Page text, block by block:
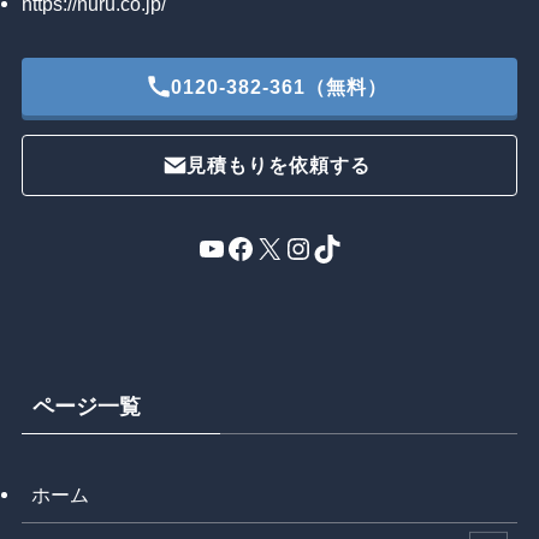
0120-382-361（無料）
見積もりを依頼する
YouTube
Facebook
X Instagram
TikTok
ページ一覧
ホーム